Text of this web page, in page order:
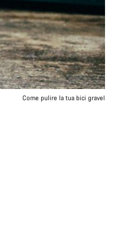
Come pulire la tua bici gravel